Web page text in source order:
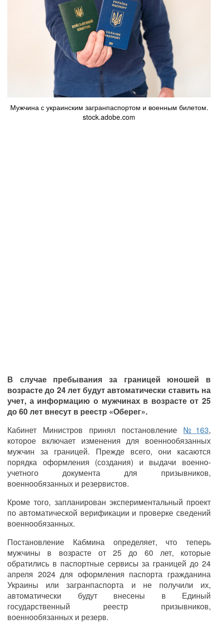
Мужчина с украинским загранпаспортом и военным билетом.
stock.adobe.com
В случае пребывания за границей юношей в
возрасте до 24 лет будут автоматически ставить на
учет, а информацию о мужчинах в возрасте от 25
до 60 лет внесут в реестр «Оберег».
Кабинет Министров принял постановление №163,
которое включает изменения для военнообязанных
мужчин за границей. Прежде всего, они касаются
порядка оформления (создания) и выдачи военно-
учетного документа для призывников,
военнообязанных и резервистов.
Кроме того, запланирован экспериментальный проект
по автоматической верификации и проверке сведений
военнообязанных.
Постановление Кабмина определяет, что теперь
мужчины в возрасте от 25 до 60 лет, которые
обратились в паспортные сервисы за границей до 24
апреля 2024 для оформления паспорта гражданина
Украины или загранпаспорта и не получили их,
автоматически будут внесены в Единый
государственный реестр призывников,
военнообязанных и резерв.